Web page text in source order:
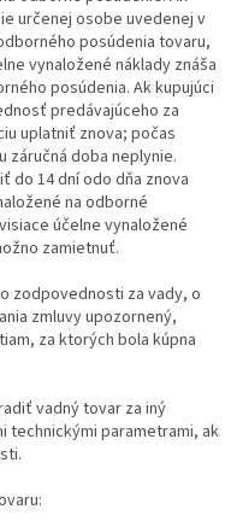
určenej osobe uvedenej v
posúdenia tovaru,
vynaložené náklady znáša
posúdenia. Ak kupujúci
predávajúceho za
uplatniť znova; počas
záručná doba neplynie.
do 14 dní odo dňa znova
na odborné
účelne vynaložené
zamietnuť.
zodpovednosti za vady, o
zmluvy upozornený,
za ktorých bola kúpna
vadný tovar za iný
technickými parametrami, ak